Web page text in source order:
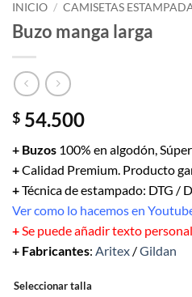
INICIO / CAMISETAS
Buzo manga larga
$ 54.500
+ Buzos 100% en algodón,
+Calidad Premium. Producto
+Técnica de estampado: DTG /
Ver como lo hacemos en
+ Se puede añadir texto
+ Fabricantes: Aritex /Gildan
Seleccionar talla